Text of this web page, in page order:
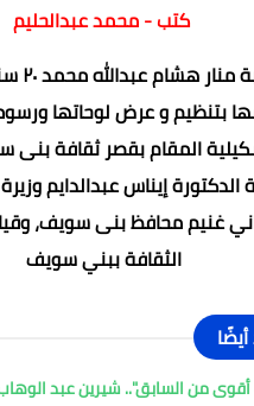
كتب - محمد عبدالحليم
بتنظيم و عرض لوحاتها
المقام بقصر ثقافة
الدكتورة إيناس عبدالدايم
غنيم محافظ بنى سويف،
الثقافة ببني سويف
من السابق".. شيرين عبد